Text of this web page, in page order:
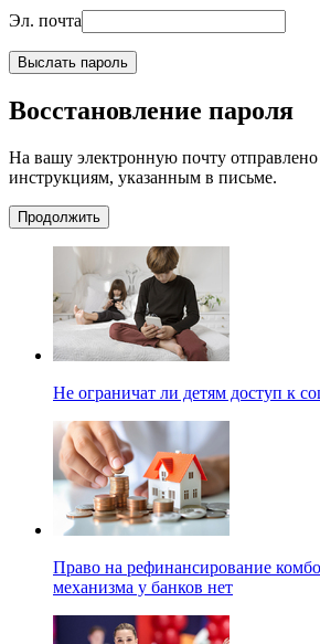
Эл. почта
Выслать пароль
Восстановление пароля
На вашу электронную почту
инструкциям, указанным в письме.
Продолжить
Не ограничат ли детям доступ к
Право на рефинансирование
механизма у банков нет